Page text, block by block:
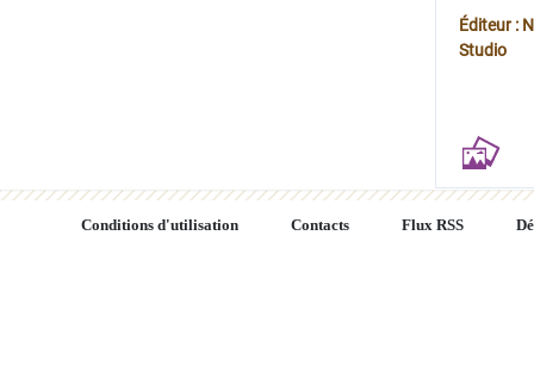
Éditeur :
Studio
Conditions d'utilisation Contacts Flux RSS